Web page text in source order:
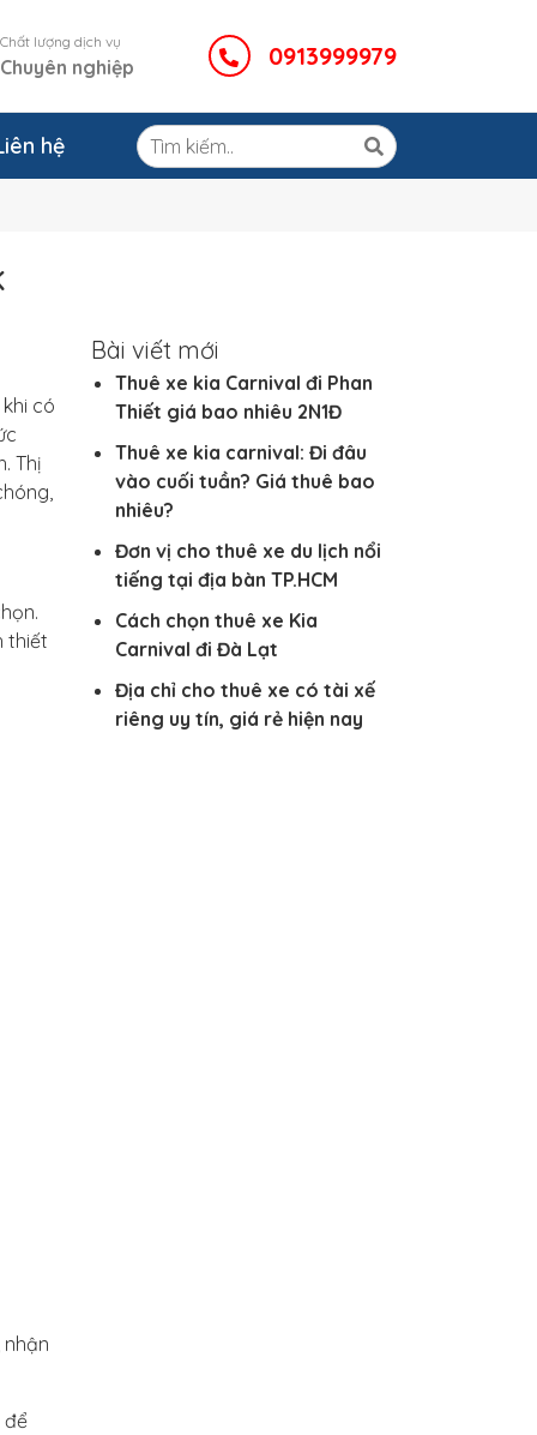
Chất lượng dịch vụ
Chuyên nghiệp 0913999979
hệ
có
Thị
thiết
để
Bài viết mới
Thuê xe kia Carnival đi Phan
Thiết giá bao nhiêu 2N1Đ
Thuê xe kia carnival: Đi đâu
vào cuối tuần? Giá thuê bao
nhiêu?
Đơn vị cho thuê xe du lịch nổi
tiếng tại địa bàn TP.HCM
Cách chọn thuê xe Kia
Carnival đi Đà Lạt
Địa chỉ cho thuê xe có tài xế
riêng uy tín, giá rẻ hiện nay